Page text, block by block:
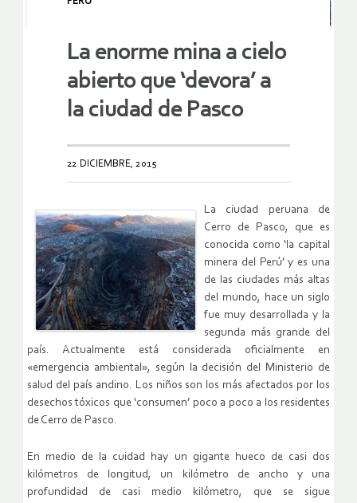
La enorme mina a cielo
abierto que ‘devora’ a
la ciudad de Pasco
22 DICIEMBRE, 2015
La ciudad peruana de
Cerro de Pasco, que es
conocida como ‘la capital
minera del Perú’ y es una
de las ciudades más altas
del mundo, hace un siglo
fue muy desarrollada y la
segunda más grande del
país. Actualmente está considerada oficialmente en
«emergencia ambiental», según la decisión del Ministerio de
salud del país andino. Los niños son los más afectados por los
desechos tóxicos que ‘consumen’ poco a poco a los residentes
de Cerro de Pasco.
En medio de la cuidad hay un gigante hueco de casi dos
kilómetros de longitud, un kilómetro de ancho y una
profundidad de casi medio kilómetro, que se sigue